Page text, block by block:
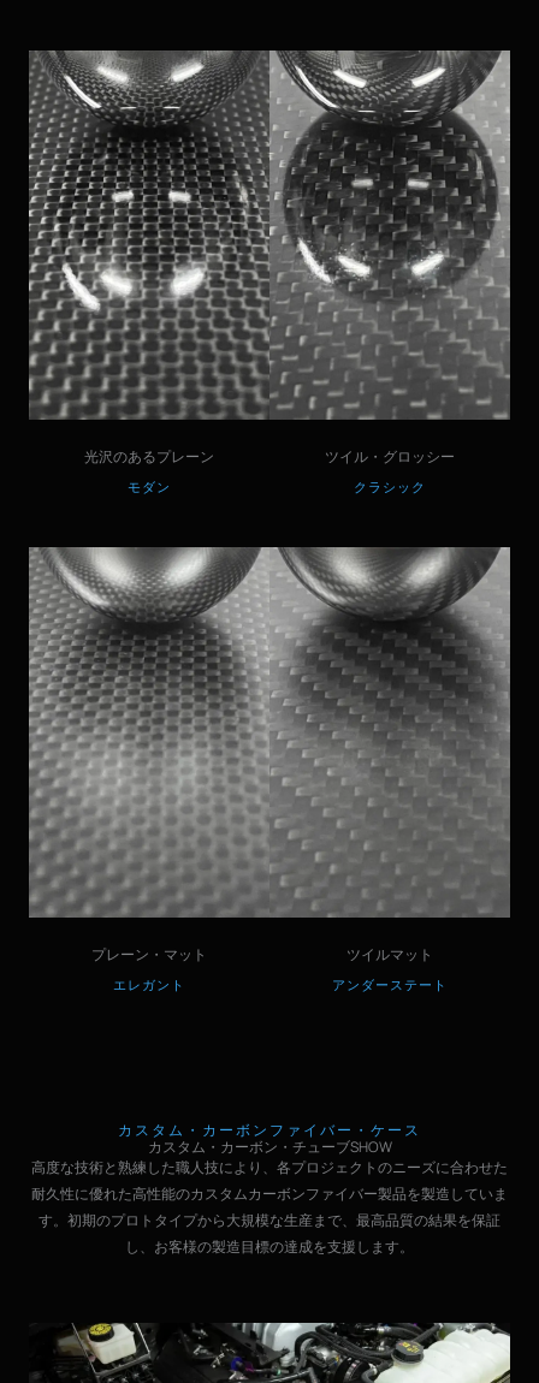
光沢のあるプレーン
モダン
ツイル・グロッシー
クラシック
プレーン・マット
エレガント
ツイルマット
アンダーステート
カスタム・カーボンファイバー・ケース
カスタム・カーボン・チューブSHOW
高度な技術と熟練した職人技により、各プロジェクトのニーズに合わせた
耐久性に優れた高性能のカスタムカーボンファイバー製品を製造していま
す。初期のプロトタイプから大規模な生産まで、最高品質の結果を保証
し、お客様の製造目標の達成を支援します。